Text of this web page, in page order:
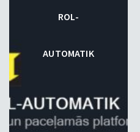
ROL-
AUTOMATIK